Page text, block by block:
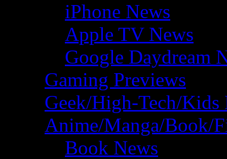
iPhone News
Apple TV News
Google Daydream
Gaming Previews
Geek/High-Tech/Kids
Anime/Manga/Book/
Book News